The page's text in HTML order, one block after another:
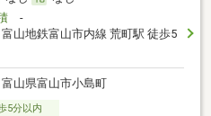
-
富山地鉄富山市内線 荒町駅 徒歩5
富山県富山市小島町
5分以内